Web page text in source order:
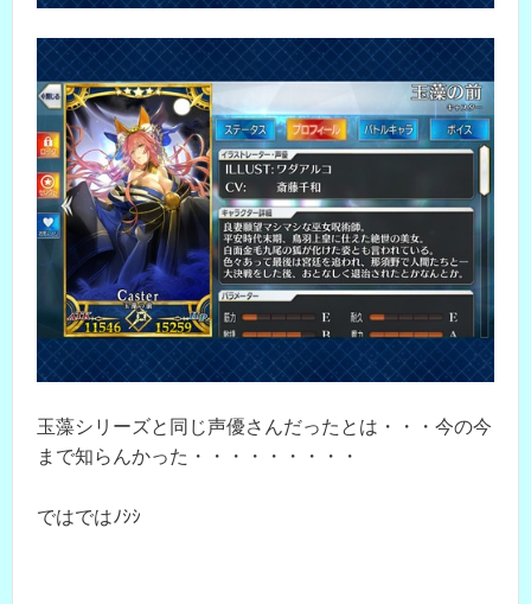
玉藻シリーズと同じ声優さんだったとは・・・今の今
まで知らんかった・・・・・・・・・
ではではﾉｼｼ